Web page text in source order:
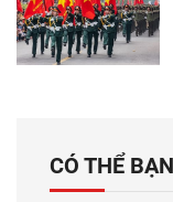
CÓ THỂ